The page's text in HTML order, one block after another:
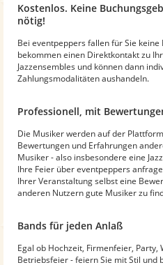
Kostenlos. Keine
nötig!
Bei eventpeppers fallen für Sie keine
bekommen einen Direktkontakt zu
Jazzensembles und können dann
Zahlungsmodalitäten aushandeln.
Professionell, mit
Die Musiker werden auf der
Bewertungen und Erfahrungen
Musiker - also insbesondere eine
Ihre Feier über eventpeppers
Ihrer Veranstaltung selbst eine
anderen Nutzern gute Musiker zu
Bands für jeden Anlaß
Egal ob Hochzeit, Firmenfeier,
Betriebsfeier - feiern Sie mit Stil und